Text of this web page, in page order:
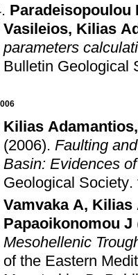
Paradeisopoulou
Vasileios, Kilias
parameters
Bulletin Geological
Kilias Adamantios
(2006). Faulting
Basin: Evidences
Geological Society.
Vamvaka A, Kilias
Papaoikonomou J
Mesohellenic
of the Eastern